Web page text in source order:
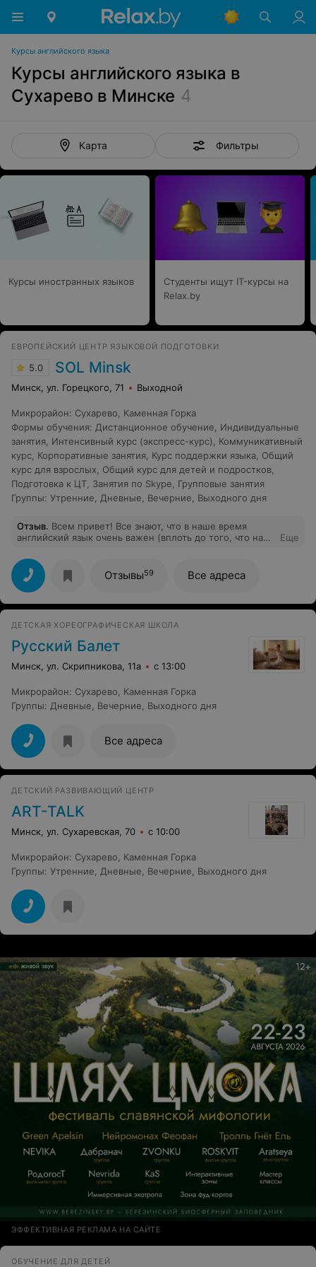
Курсы английского языка
Курсы английского языка в
Сухарево в Минске 4
Карта Фильтры
Курсы иностранных языков
Студенты ищут IT-курсы на
Relax.by
ЕВРОПЕЙСКИЙ ЦЕНТР ЯЗЫКОВОЙ ПОДГОТОВКИ
5.0 SOL Minsk
Минск, ул. Горецкого, 71 Выходной
Микрорайон: Сухарево
Каменная Горка
Формы обучения: Дистанционное обучение
Индивидуальные
занятия Интенсивный курс (экспресс-курс)
Коммуникативный
курс Корпоративные занятия Курс поддержки языка Общий
курс для взрослых
Общий курс для детей и подростков
Подготовка к ЦТ Занятия по Skype
Групповые занятия
Группы: Утренние Дневные Вечерние Выходного дня
Отзыв. Всем привет! Все знают, что в наше время
английский язык очень важен (вплоть до того, что на
профессии - работаю журналистом и периодически
сталкиваюсь с языком). Поэтому четко для себя
решила - надо учить. Вот только где? Перелопатила
кучу всего, глаза просто разбегались от обилия школ и
курсов. Но, к счастью, мой выбор пал на SOL Minsk.
ооооочень интересные занятия! Попала на занятия для
начинающих (самый низкий уровень) и вот уже
собираюсь переходить на следующий! Такого
прогресса я не ожидала, в общем, спасибо SOL Minsk -
замечательно ребята работают!
Еще
Отзывы59 Все адреса
ДЕТСКАЯ ХОРЕОГРАФИЧЕСКАЯ ШКОЛА
Русский Балет
Минск, ул. Скрипникова, 11а с 13:00
Микрорайон: Сухарево
Каменная Горка
Группы: Дневные Вечерние Выходного дня
Все адреса
ДЕТСКИЙ РАЗВИВАЮЩИЙ ЦЕНТР
АRT-TALK
Минск, ул. Сухаревская, 70 с 10:00
Микрорайон: Сухарево
Каменная Горка
Группы: Утренние Дневные Вечерние Выходного дня
ЭФФЕКТИВНАЯ РЕКЛАМА НА САЙТЕ
ОБУЧЕНИЕ ДЛЯ ДЕТЕЙ